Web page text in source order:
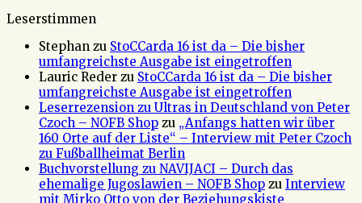
Leserstimmen
Stephan zu StoCCarda 16 ist da – Die bisher
umfangreichste Ausgabe ist eingetroffen
Lauric Reder zu StoCCarda 16 ist da – Die bisher
umfangreichste Ausgabe ist eingetroffen
Leserrezension zu Ultras in Deutschland von Peter
Czoch – NOFB Shop zu „Anfangs hatten wir über
160 Orte auf der Liste“ – Interview mit Peter Czoch
zu Fußballheimat Berlin
Buchvorstellung zu NAVIJACI – Durch das
ehemalige Jugoslawien – NOFB Shop zu Interview
mit Mirko Otto von der Beziehungskiste